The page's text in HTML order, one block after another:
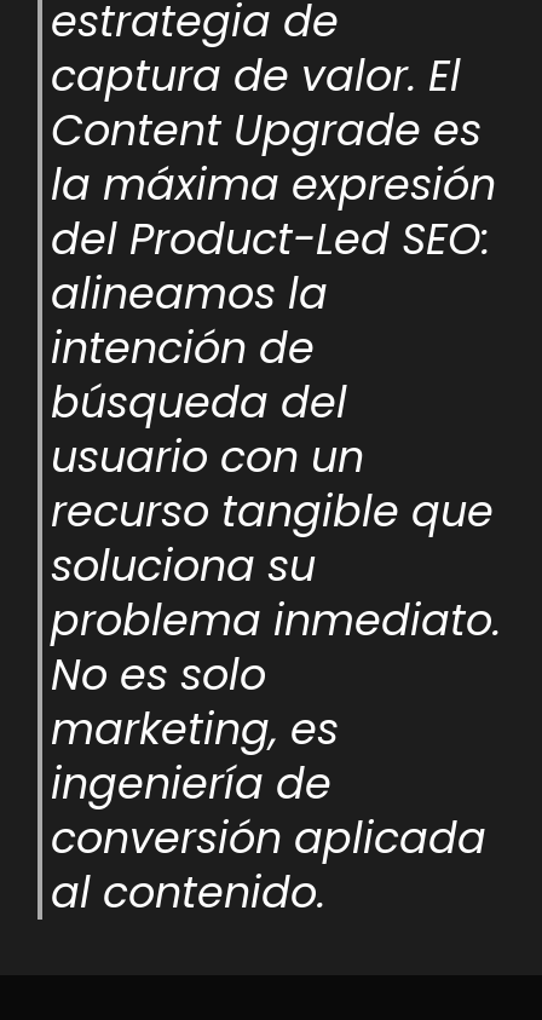
estrategia de
captura de valor. El
Content Upgrade es
la máxima expresión
del Product-Led SEO:
alineamos la
intención de
búsqueda del
usuario con un
recurso tangible que
soluciona su
problema inmediato.
No es solo
marketing, es
ingeniería de
conversión aplicada
al contenido.